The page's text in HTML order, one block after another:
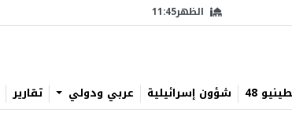
الظهر11:45
48 شؤون إسرائيلية عربي ودولي تقارير